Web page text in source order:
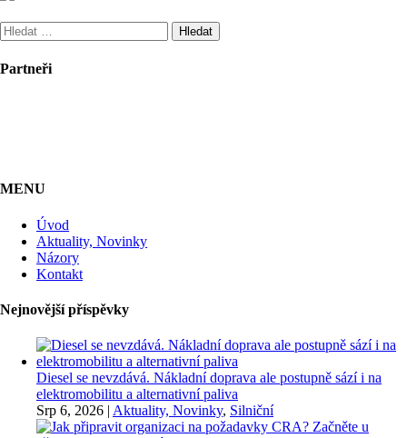
Vyhledávání
Partneři
MENU
Úvod
Aktuality, Novinky
Názory
Kontakt
Nejnovější příspěvky
Diesel se nevzdává. Nákladní doprava ale postupně sází i na
elektromobilitu a alternativní paliva
Srp 6, 2026 | Aktuality, Novinky, Silniční